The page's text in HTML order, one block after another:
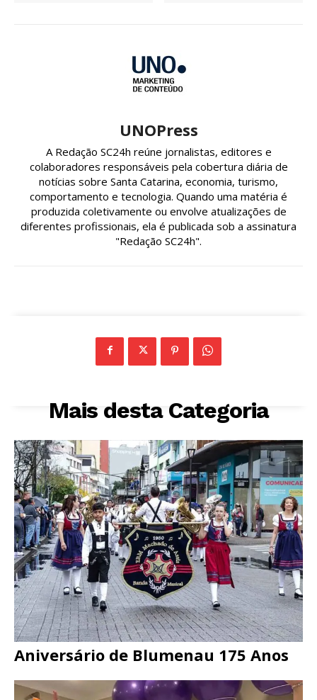
UNOPress
A Redação SC24h reúne jornalistas, editores e
colaboradores responsáveis pela cobertura diária de
notícias sobre Santa Catarina, economia, turismo,
comportamento e tecnologia. Quando uma matéria é
produzida coletivamente ou envolve atualizações de
diferentes profissionais, ela é publicada sob a assinatura
"Redação SC24h".
Mais desta Categoria
Aniversário de Blumenau 175 Anos